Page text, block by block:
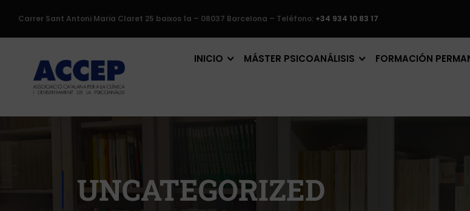
Carrer Sant Antoni Maria Claret 25 baixos 1a – 08037 Barcelona – Teléfono: +34 934 10 83 17
INICIO MÁSTER PSICOANÁLISIS FORMACIÓN
UNCATEGORIZED